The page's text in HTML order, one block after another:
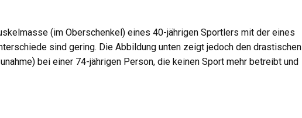
(im Oberschenkel) eines 40-jährigen Sportlers mit der eines
sind gering. Die Abbildung unten zeigt jedoch den drastischen
bei einer 74-jährigen Person, die keinen Sport mehr betreibt und